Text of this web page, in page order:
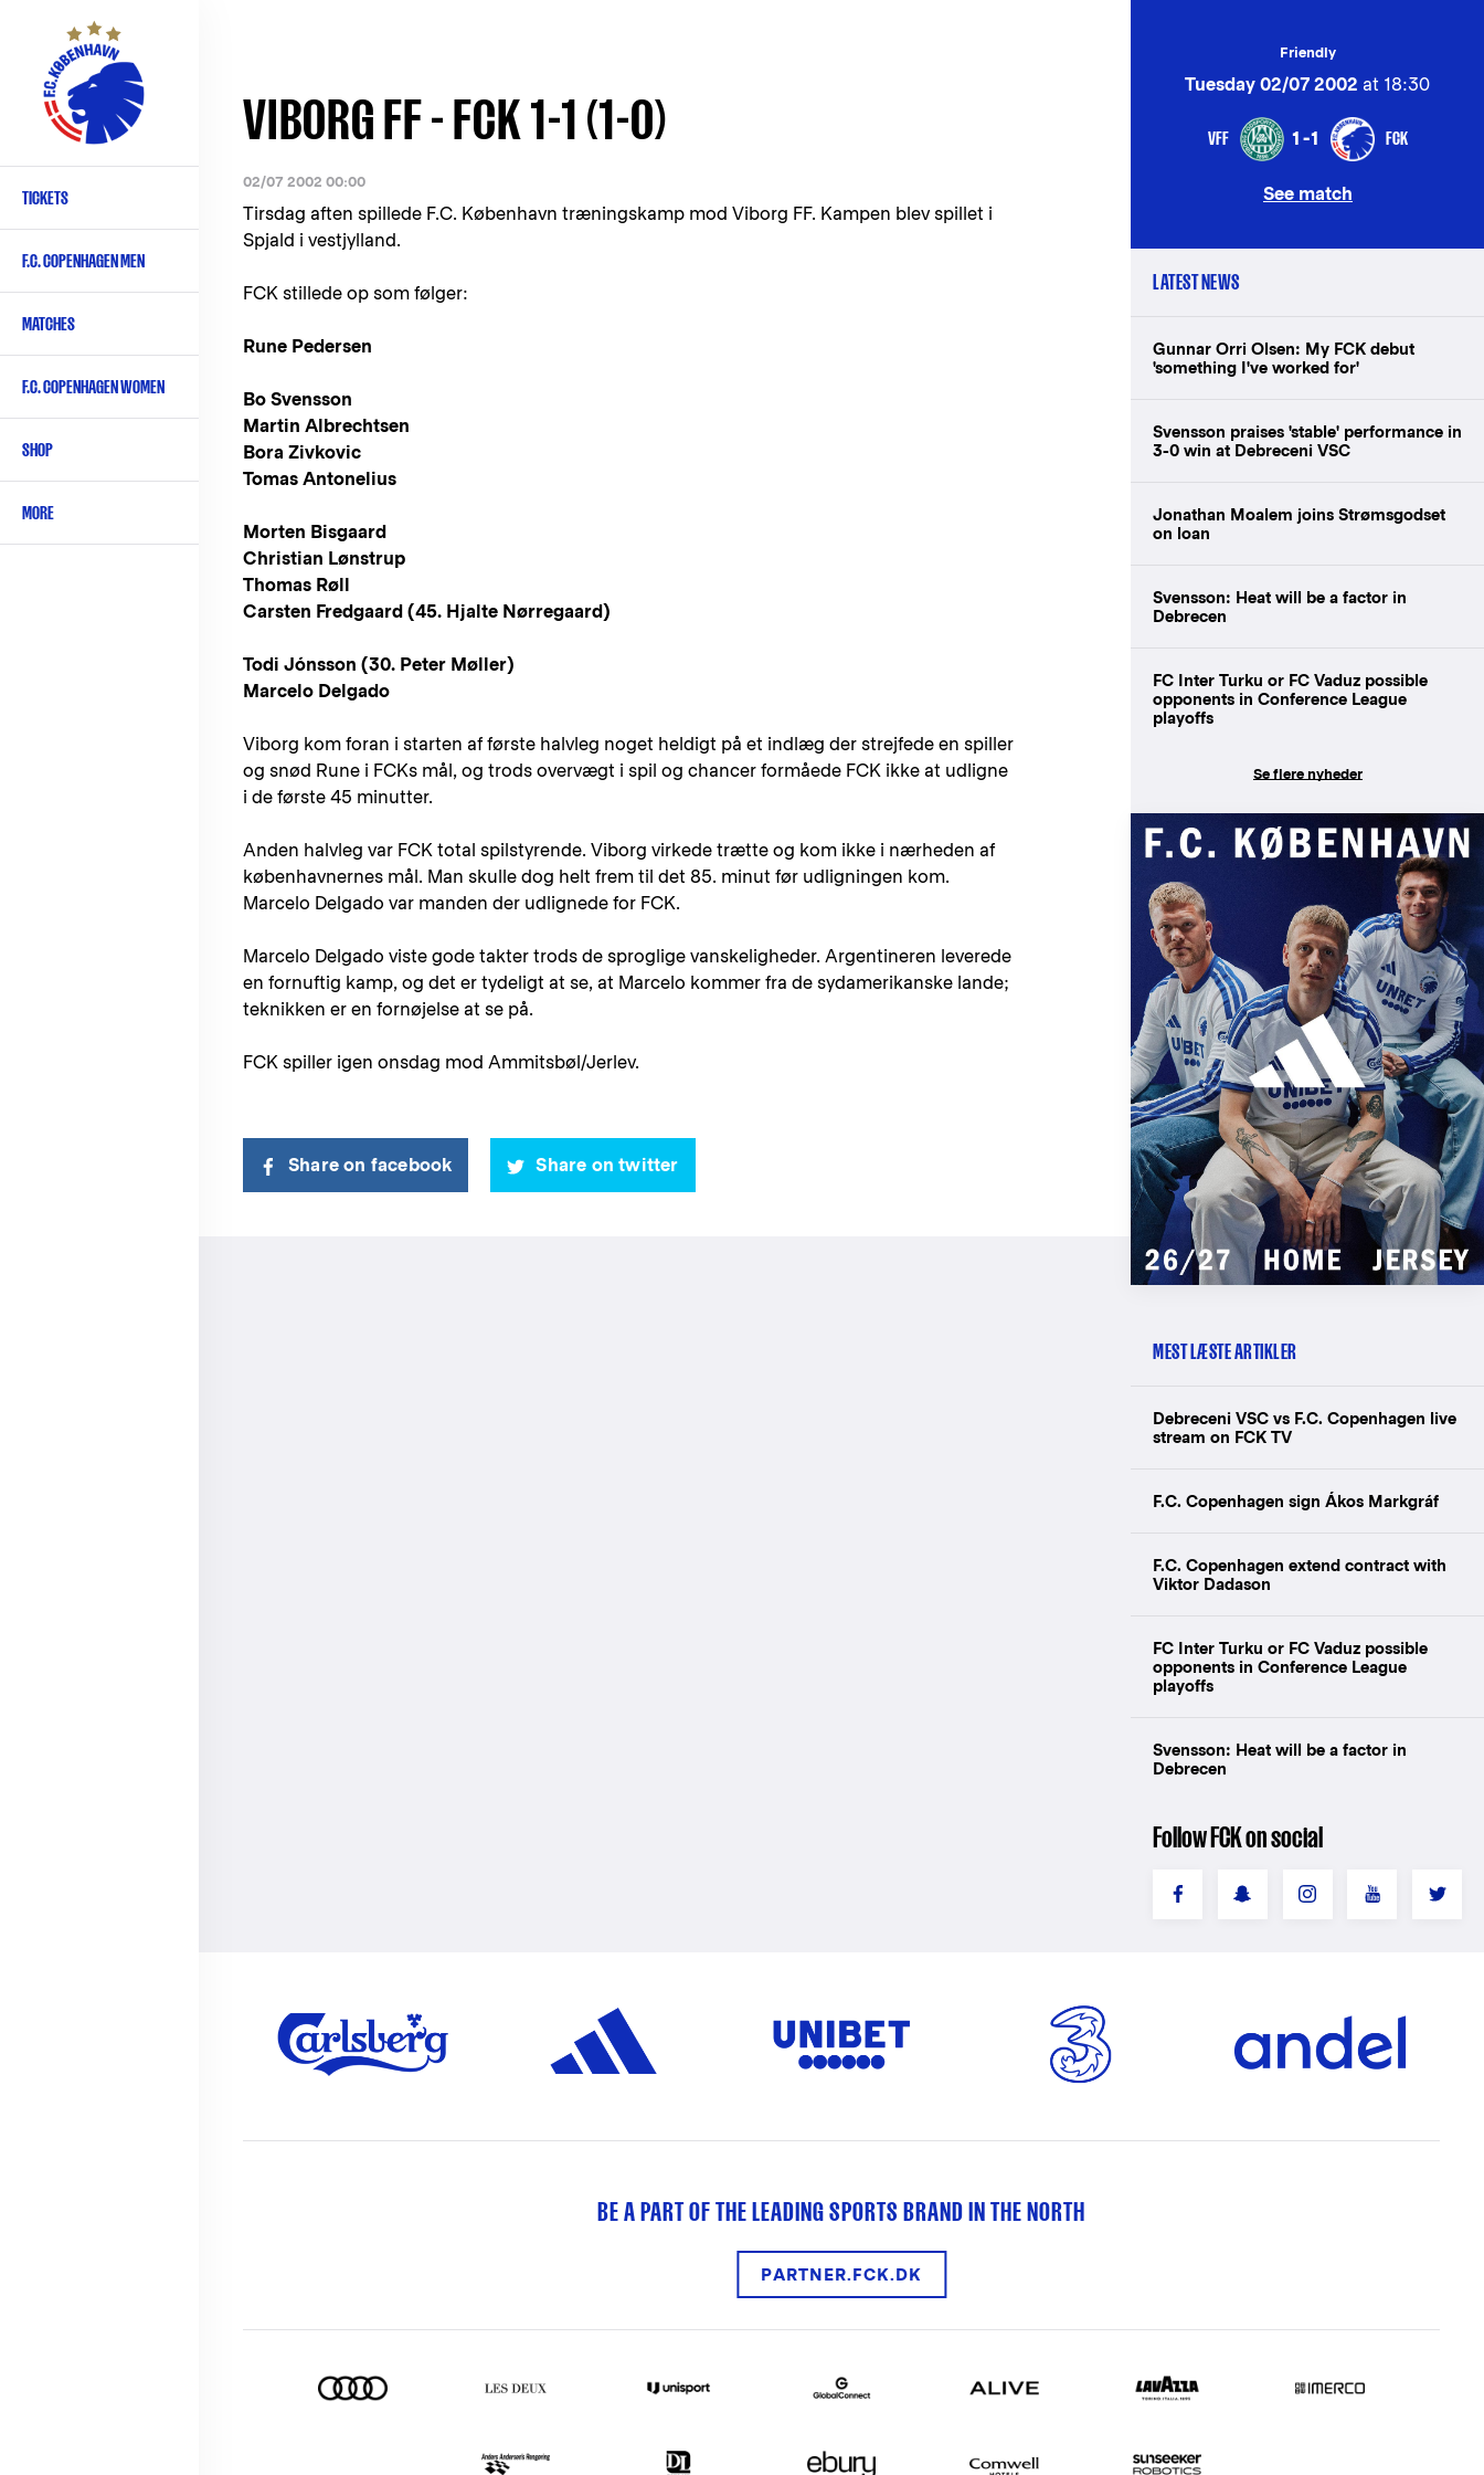
content
Primary
English
TICKETS
F.C. COPENHAGEN MEN
MATCHES
F.C. COPENHAGEN WOMEN
SHOP
MORE
VIBORG FF - FCK 1-1 (1-0)
02/07 2002 00:00
Tirsdag aften spillede F.C. København træningskamp mod Viborg FF. Kampen blev spillet i
Spjald i vestjylland.
FCK stillede op som følger:
Rune Pedersen
Bo Svensson
Martin Albrechtsen
Bora Zivkovic
Tomas Antonelius
Morten Bisgaard
Christian Lønstrup
Thomas Røll
Carsten Fredgaard (45. Hjalte Nørregaard)
Todi Jónsson (30. Peter Møller)
Marcelo Delgado
Viborg kom foran i starten af første halvleg noget heldigt på et indlæg der strejfede en spiller
og snød Rune i FCKs mål, og trods overvægt i spil og chancer formåede FCK ikke at udligne
i de første 45 minutter.
Anden halvleg var FCK total spilstyrende. Viborg virkede trætte og kom ikke i nærheden af
københavnernes mål. Man skulle dog helt frem til det 85. minut før udligningen kom.
Marcelo Delgado var manden der udlignede for FCK.
Marcelo Delgado viste gode takter trods de sproglige vanskeligheder. Argentineren leverede
en fornuftig kamp, og det er tydeligt at se, at Marcelo kommer fra de sydamerikanske lande;
teknikken er en fornøjelse at se på.
FCK spiller igen onsdag mod Ammitsbøl/Jerlev.
Share on facebook Share on twitter
Friendly
Tuesday 02/07 2002 at 18:30
VFF 1-1 FCK
See match
LATEST NEWS
Gunnar Orri Olsen: My FCK debut
'something I've worked for'
Svensson praises 'stable' performance in
3-0 win at Debreceni VSC
Jonathan Moalem joins Strømsgodset
on loan
Svensson: Heat will be a factor in
Debrecen
FC Inter Turku or FC Vaduz possible
opponents in Conference League
playoffs
Se flere nyheder
MEST LÆSTE ARTIKLER
Debreceni VSC vs F.C. Copenhagen live
stream on FCK TV
F.C. Copenhagen sign Ákos Markgráf
F.C. Copenhagen extend contract with
Viktor Dadason
FC Inter Turku or FC Vaduz possible
opponents in Conference League
playoffs
Svensson: Heat will be a factor in
Debrecen
Follow FCK on social
BE A PART OF THE LEADING SPORTS BRAND IN THE NORTH
PARTNER.FCK.DK